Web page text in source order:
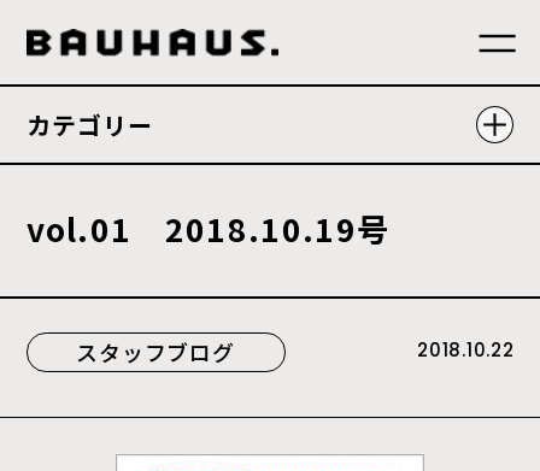
スタッフブログ 2018.10.22
vol.01 2018.10.19号
カテゴリー